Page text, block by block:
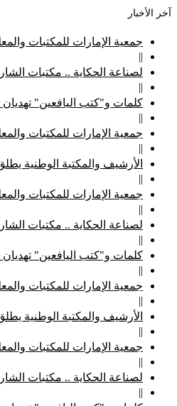
آخر الأخبار
جمعية الإمارات للمكتبات
||
لصناعة الحكاية .. مكتبات
||
كلمات و"كتب اليافعين" تهديان 350 كتاباً لأطفال "الإمارات الإنسانية"
||
جمعية الإمارات للمكتبات
||
الأرشيف والمكتبة الوطنية
||
جمعية الإمارات للمكتبات
||
لصناعة الحكاية .. مكتبات
||
كلمات و"كتب اليافعين" تهديان 350 كتاباً لأطفال "الإمارات الإنسانية"
||
جمعية الإمارات للمكتبات
||
الأرشيف والمكتبة الوطنية
||
جمعية الإمارات للمكتبات
||
لصناعة الحكاية .. مكتبات
||